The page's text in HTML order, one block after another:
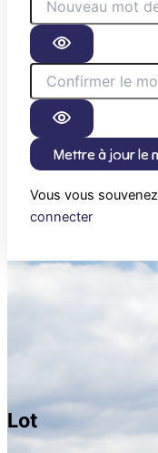
Mettre à jour le
Vous vous
connecter
Lot